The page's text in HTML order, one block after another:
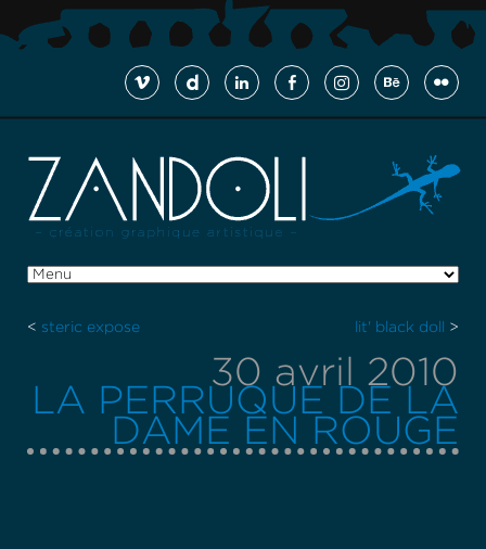
< steric expose lit' black doll >
30 avril 2010
LA PERRUQUE DE LA
DAME EN ROUGE